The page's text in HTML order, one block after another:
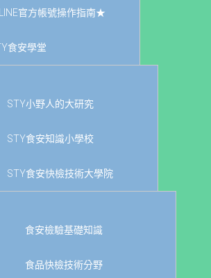
官方帳號操作指南★
食安學堂
STY小野人的大研究
STY食安知識小學校
STY食安快檢技術大學院
食安檢驗基礎知識
食品快檢技術分野